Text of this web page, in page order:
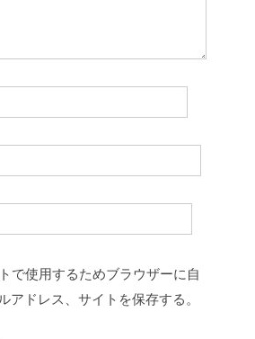
で使用するためブラウザーに自
アドレス、サイトを保存する。